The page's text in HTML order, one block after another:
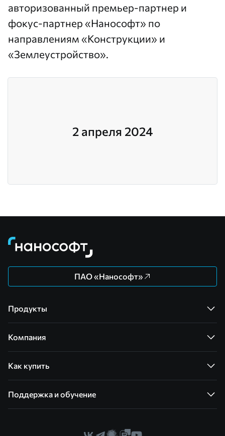
2 апреля 2024
авторизованный премьер-партнер и
фокус-партнер «Нанософт» по
направлениям «Конструкции» и
«Землеустройство».
ПАО «Нанософт»
Продукты
Компания
Как купить
Поддержка и обучение